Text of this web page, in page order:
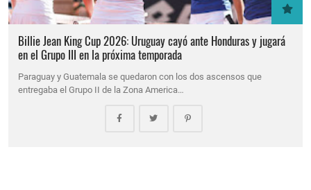
Billie Jean King Cup 2026: Uruguay cayó ante Honduras y jugará
en el Grupo III en la próxima temporada
Paraguay y Guatemala se quedaron con los dos ascensos que
entregaba el Grupo II de la Zona America…